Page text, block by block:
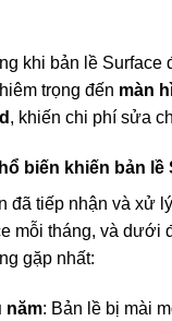
khi bản lề Surface
trọng đến màn
, khiến chi phí sửa
biến khiến bản lề
đã tiếp nhận và xử
mỗi tháng, và dưới
gặp nhất:
năm: Bản lề bị mài